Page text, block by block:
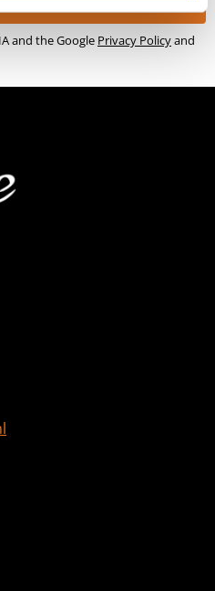
and the Google Privacy Policyand